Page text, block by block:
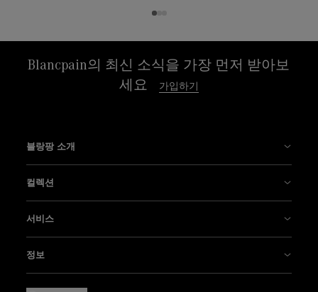
Blancpain의 최신 소식을 가장 먼저 받아보
세요
가입하기
블랑팡 소개
블랑팡 매뉴팩처
혁신은 우리의 전통
컬렉션
에어 커맨드
빌레레
서비스
문의하기
정보